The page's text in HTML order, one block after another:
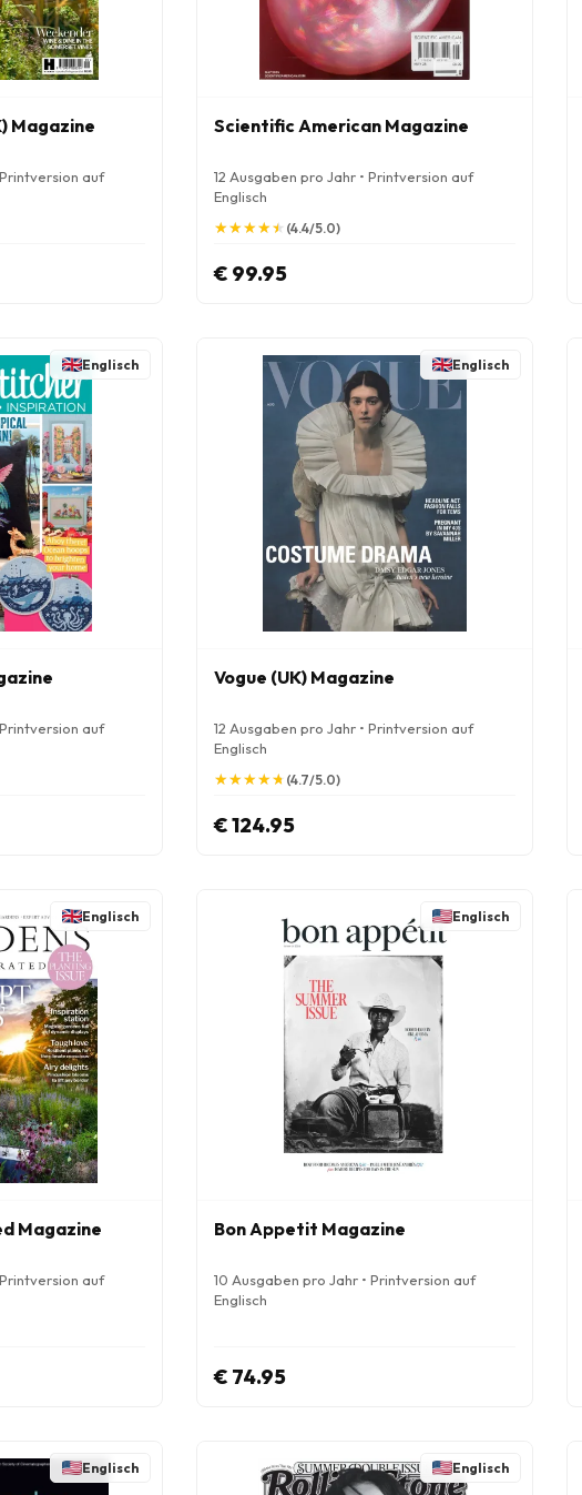
Magazine
auf
Scientific American Magazine
12 Ausgaben pro Jahr • Printversion auf
Englisch
★
★★
★★
★★
★★
★ (4.4/5.0)
€ 99.95
Englisch
auf
Englisch
Vogue (UK) Magazine
12 Ausgaben pro Jahr • Printversion auf
Englisch
★
★★
★★
★★
★★
★ (4.7/5.0)
€ 124.95
Englisch
Magazine
auf
Englisch
Bon Appetit Magazine
10 Ausgaben pro Jahr • Printversion auf
Englisch
€ 74.95
Englisch Englisch